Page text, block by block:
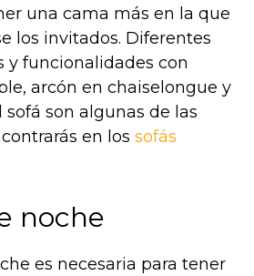
una cama más en la que
los invitados. Diferentes
y funcionalidades con
arcón en chaiselongue y
sofá son algunas de las
en lossofás
noche
es necesaria para tener